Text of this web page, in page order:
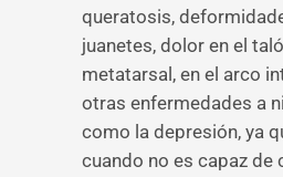
queratosis,
juanetes, dolor en el
metatarsal, en el arco
otras enfermedades a
como la depresión, ya
cuando no es capaz de